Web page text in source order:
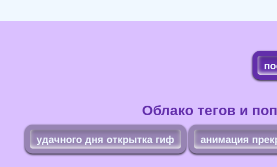
Облако тегов и
удачного дня открытка гиф анимация